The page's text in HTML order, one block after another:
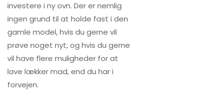
investere i ny ovn. Der er nemlig
ingen grund til at holde fast i den
gamle model, hvis du gerne vil
prøve noget nyt, og hvis du gerne
vil have flere muligheder for at
lave lækker mad, end du har i
forvejen.